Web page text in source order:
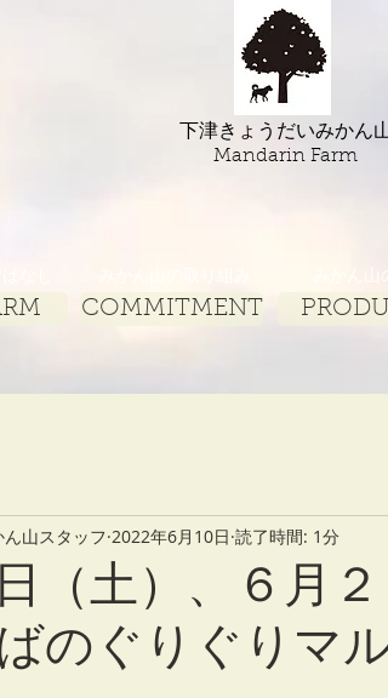
みかん山
下津きょうだいみかん
​Mandarin Farm
COMMITMENT
（土）、６月
のぐりぐりマ
山スタッフ 2022年6月10日 読了時間: 1分